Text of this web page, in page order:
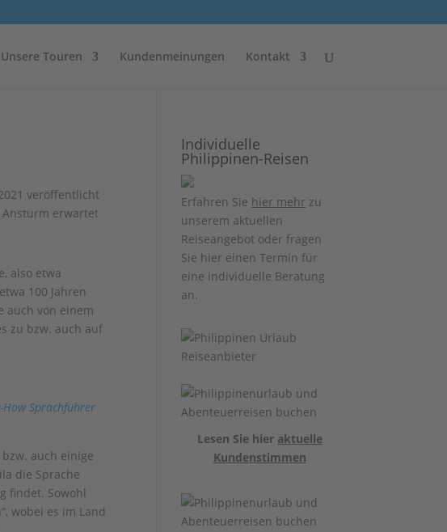
Unsere Touren Kundenmeinungen Kontakt
veröffentlicht
Ansturm erwartet
also etwa
100 Jahren
auch von einem
zu bzw. auch auf
How Sprachführer
auch einige
die Sprache
findet. Sowohl
wobei es im Land
Individuelle
Philippinen-Reisen
Erfahren Sie hier mehr zu
unserem aktuellen
Reiseangebot oder fragen
Sie hier einen Termin für
eine individuelle Beratung
an.
Lesen Sie hier aktuelle
Kundenstimmen